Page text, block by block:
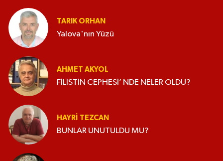
TARIK ORHAN
Yalova'nın Yüzü
AHMET AKYOL
FİLİSTİN CEPHESİ’ NDE NELER OLDU?
HAYRI TEZCAN
BUNLAR UNUTULDU MU?